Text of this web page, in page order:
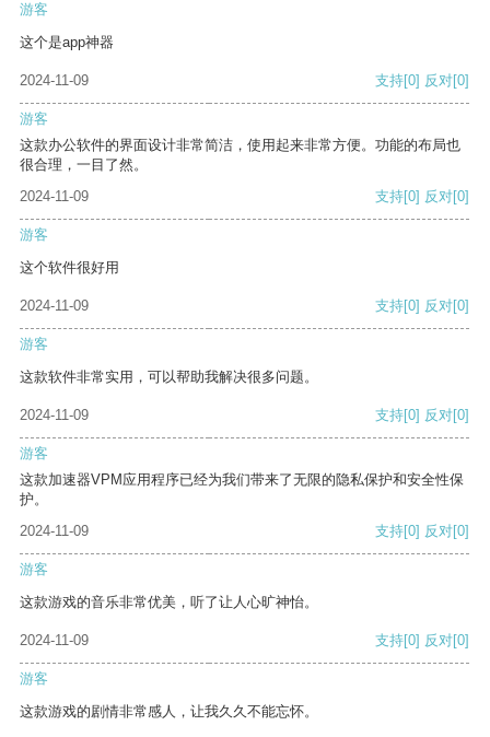
游客
这个是app神器
2024-11-09 支持[0] 反对[0]
游客
这款办公软件的界面设计非常简洁，使用起来非常方便。功能的布局也
很合理，一目了然。
2024-11-09
支持[0] 反对[0]
游客
这个软件很好用
2024-11-09 支持[0] 反对[0]
游客
这款软件非常实用，可以帮助我解决很多问题。
2024-11-09 支持[0] 反对[0]
游客
这款加速器VPM应用程序已经为我们带来了无限的隐私保护和安全性保
护。
2024-11-09
支持[0] 反对[0]
游客
这款游戏的音乐非常优美，听了让人心旷神怡。
2024-11-09 支持[0] 反对[0]
游客
这款游戏的剧情非常感人，让我久久不能忘怀。